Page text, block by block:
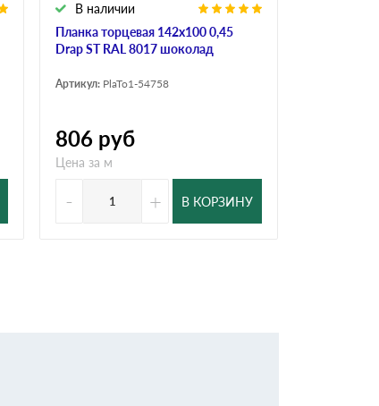
Планка торцевая 142х100 0,45
Drap ST RAL 8017 шоколад
В наличии
Артикул: PlaTo1-54758
806 руб
Цена за м
- + В КОРЗИНУ